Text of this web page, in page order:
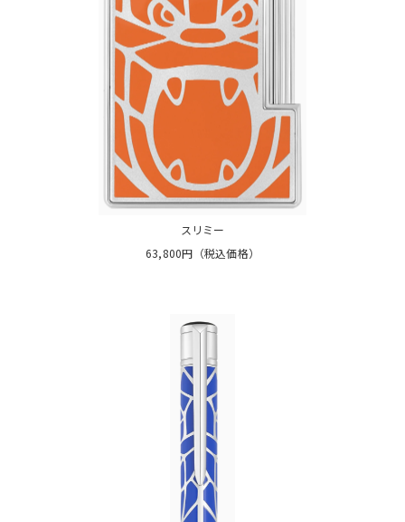
スリミー
63,800円（税込価格）